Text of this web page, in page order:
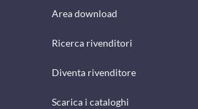
Area download
Ricerca rivenditori
Diventa rivenditore
Scarica i cataloghi